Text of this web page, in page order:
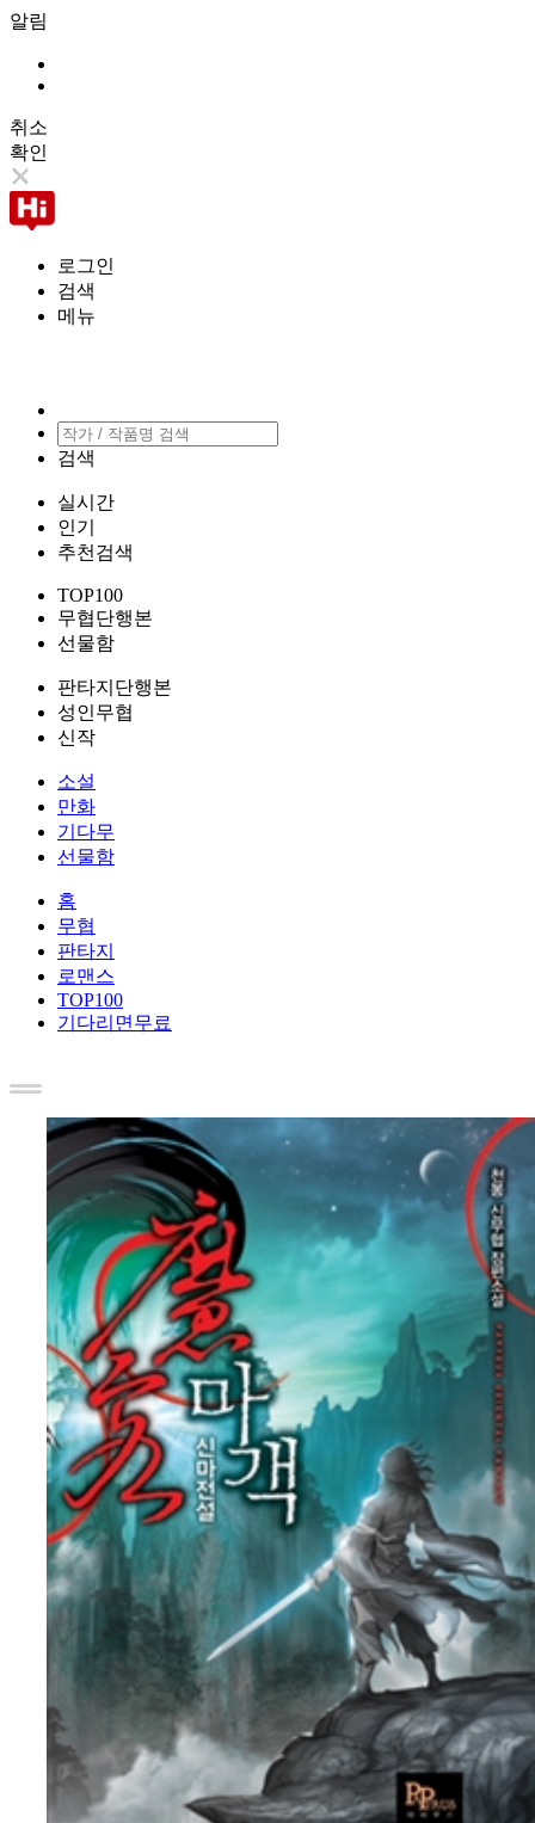
알림
취소
확인
로그인
검색
메뉴
검색
실시간
인기
추천검색
TOP100
무협단행본
선물함
판타지단행본
성인무협
신작
소설
만화
기다무
선물함
홈
무협
판타지
로맨스
TOP100
기다리면무료